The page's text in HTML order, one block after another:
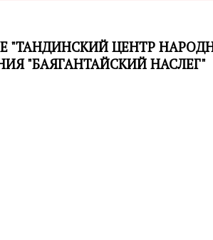
ЦЕНТР
"БАЯГАНТАЙСКИЙ НАСЛЕГ"